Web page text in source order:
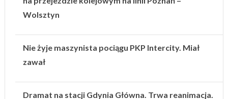
Wolsztyn
Nie żyje maszynista pociągu PKP Intercity. Miał
zawał
Dramat na stacji Gdynia Główna. Trwa reanimacja.